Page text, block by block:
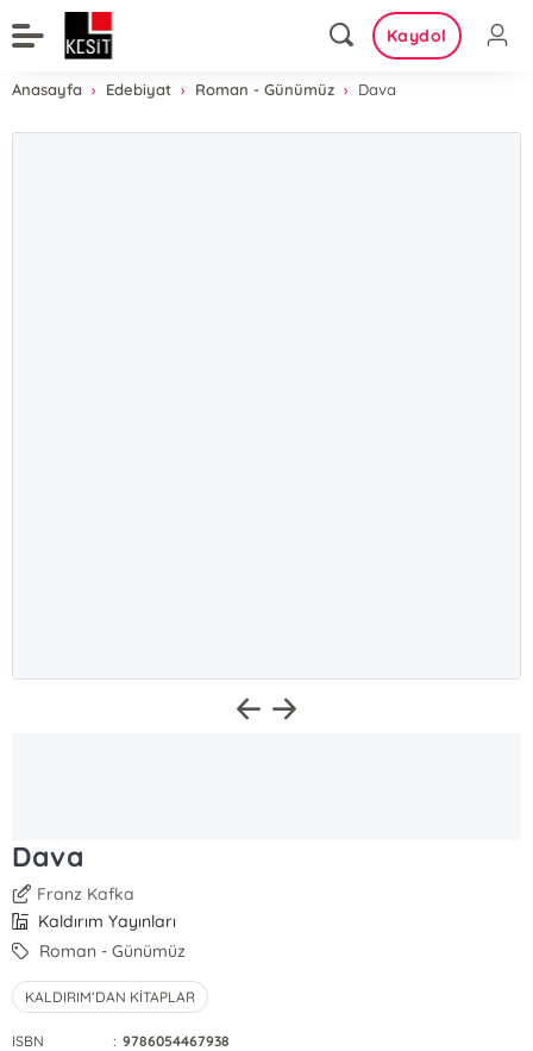
Kaydol
Anasayfa Edebiyat Roman - Günümüz Dava
Dava
Franz Kafka
Kaldırım Yayınları
Roman - Günümüz
KALDIRIM’DAN KİTAPLAR
ISBN : 9786054467938